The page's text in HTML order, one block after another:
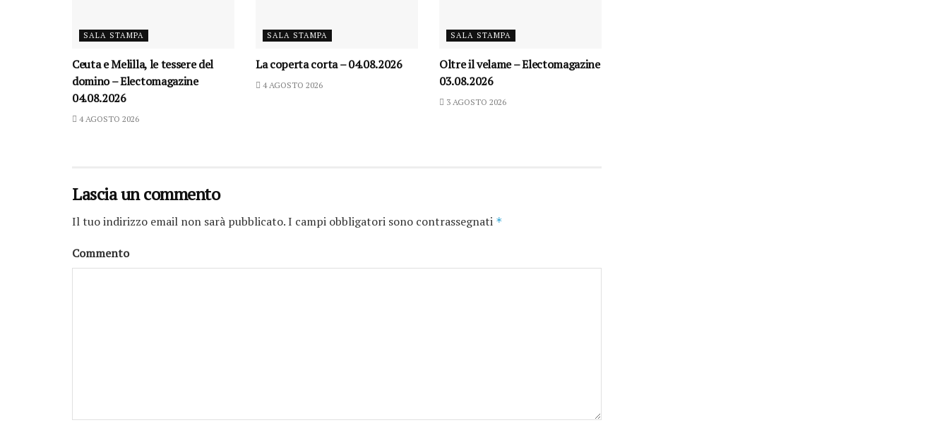
SALA STAMPA
Ceuta e Melilla, le tessere del
domino – Electomagazine
04.08.2026
4 AGOSTO 2026
SALA STAMPA
La coperta corta – 04.08.2026
4 AGOSTO 2026
SALA STAMPA
Oltre il velame – Electomagazine
03.08.2026
3 AGOSTO 2026
Lascia un commento
Il tuo indirizzo email non sarà pubblicato.I campi obbligatori sono contrassegnati *
Commento